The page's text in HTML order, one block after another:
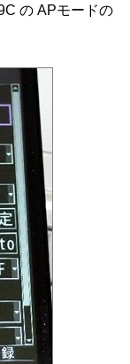
の APモードの